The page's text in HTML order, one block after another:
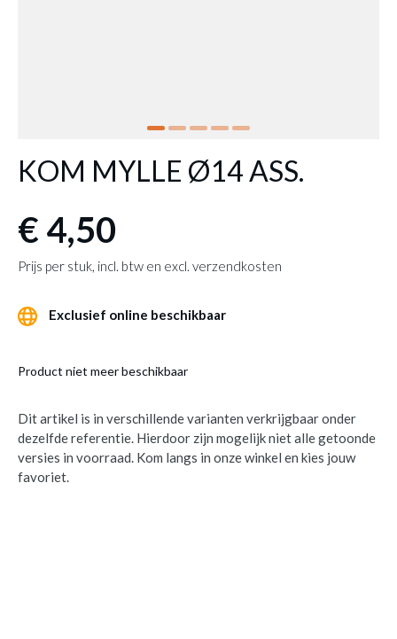
KOM MYLLE Ø14 ASS.
€ 4,50
Prijs per stuk, incl. btw en excl. verzendkosten
Exclusief online beschikbaar
Product niet meer beschikbaar
Dit artikel is in verschillende varianten verkrijgbaar onder
dezelfde referentie. Hierdoor zijn mogelijk niet alle getoonde
versies in voorraad. Kom langs in onze winkel en kies jouw
favoriet.